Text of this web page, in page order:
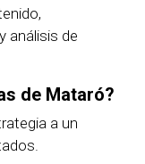
análisis de
de Mataró?
a un